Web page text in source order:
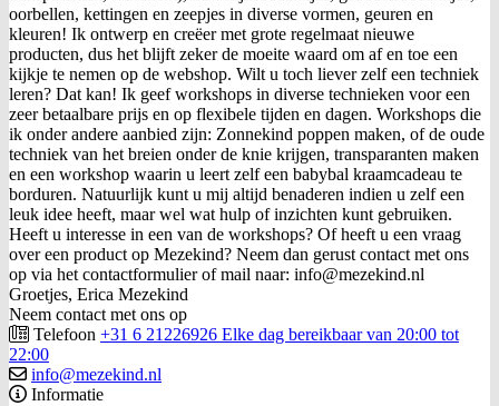
oorbellen, kettingen en zeepjes in diverse vormen, geuren en
kleuren! Ik ontwerp en creëer met grote regelmaat nieuwe
producten, dus het blijft zeker de moeite waard om af en toe een
kijkje te nemen op de webshop. Wilt u toch liever zelf een techniek
leren? Dat kan! Ik geef workshops in diverse technieken voor een
zeer betaalbare prijs en op flexibele tijden en dagen. Workshops die
ik onder andere aanbied zijn: Zonnekind poppen maken, of de oude
techniek van het breien onder de knie krijgen, transparanten maken
en een workshop waarin u leert zelf een babybal kraamcadeau te
borduren. Natuurlijk kunt u mij altijd benaderen indien u zelf een
leuk idee heeft, maar wel wat hulp of inzichten kunt gebruiken.
Heeft u interesse in een van de workshops? Of heeft u een vraag
over een product op Mezekind? Neem dan gerust contact met ons
op via het contactformulier of mail naar: info@mezekind.nl
Groetjes, Erica Mezekind
Neem contact met ons op
Telefoon +31 6 21226926 Elke dag bereikbaar van 20:00 tot
22:00
info@mezekind.nl
Informatie